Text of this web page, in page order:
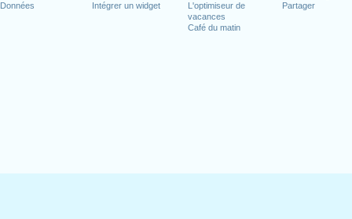
Données
Intégrer un widget
L'optimiseur de
vacances
Café du matin
Partager